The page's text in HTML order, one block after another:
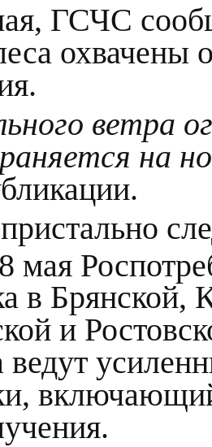
ГСЧС
ветра
на
8 мая
в Брянской,
и
ведут